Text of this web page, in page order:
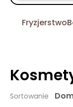
Fryzjerstwo
Sortowanie